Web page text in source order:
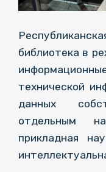
библиотека в
технической
данных
отдельным
прикладная